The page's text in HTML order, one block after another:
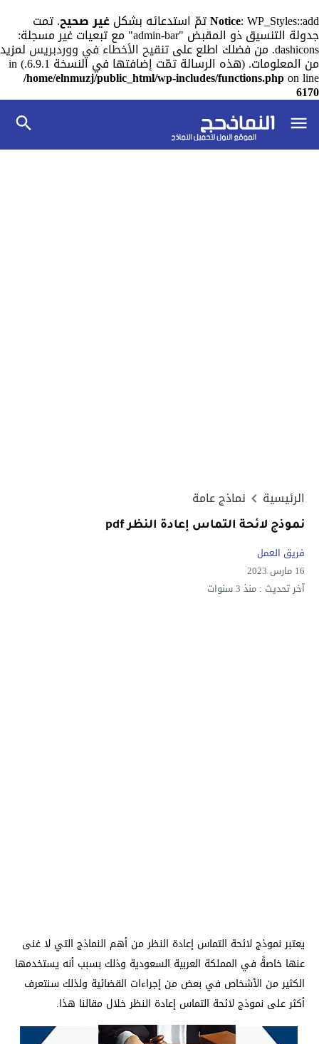
Notice: WP_Styles::add تمّ استدعائه بشكل غير صحيح. تمت
جدولة التنسيق ذو المقبض "admin-bar" مع تبعيات غير مسجلة:
dashicons. من فضلك اطلع على تنقيح الأخطاء في ووردبريس لمزيد
من المعلومات. (هذه الرسالة تمّت إضافتها في النسخة 6.9.1.) in
/home/elnmuzj/public_html/wp-includes/functions.phpon line
6170
الرئيسية نماذج عامة
نموذج لائحة التماس إعادة النظر pdf
فريق العمل
16 مارس 2023
آخر تحديث : منذ 3 سنوات
يعتبر نموذج لائحة التماس إعادة النظر من أهم النماذج التي لا غنى
عنها خاصةً في المملكة العربية السعودية وذلك بسبب أنه يستخدمها
الكثير من الأشخاص في بعض من إجراءات القضائية ولذلك سنتعرف
أكثر على نموذج لائحة التماس إعادة النظر خلال مقالنا هذا.